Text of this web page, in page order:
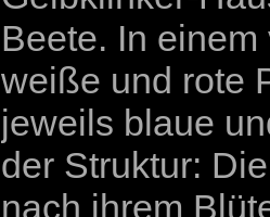
Beete. In
weiße und rote
jeweils blaue
der Struktur:
nach ihrem